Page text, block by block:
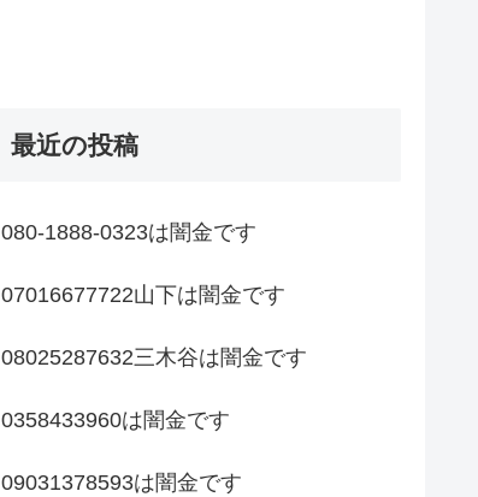
最近の投稿
080-1888-0323は闇金です
07016677722山下は闇金です
08025287632三木谷は闇金です
0358433960は闇金です
09031378593は闇金です